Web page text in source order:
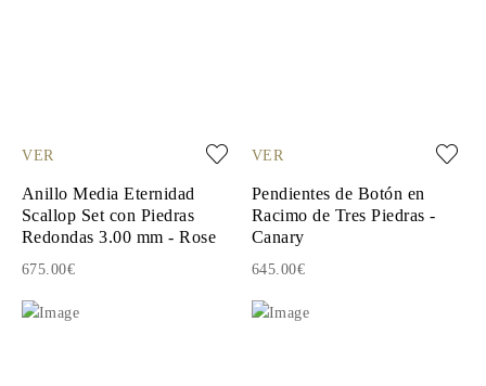
VER
Anillo Media Eternidad
Scallop Set con Piedras
Redondas 3.00 mm - Rose
675.00€
VER
Pendientes de Botón en
Racimo de Tres Piedras -
Canary
645.00€